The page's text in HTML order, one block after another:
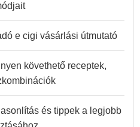
e cigi vásárlási útmutató
követhető receptek,
és tippek a legjobb